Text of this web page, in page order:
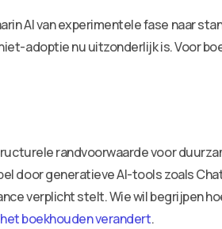
AI van experimentele fase naar
adoptie nu uitzonderlijk is. Voor
randvoorwaarde voor
generatieve AI-tools zoals
verplicht stelt. Wie wil begrijpen
het boekhouden verandert.